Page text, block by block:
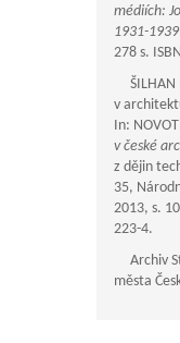
médiích:
1931-1939
278 s.
ŠILHAN
v
In:
v české
z dějin
35,
2013, s.
223-4.
Archiv
města